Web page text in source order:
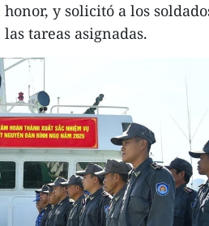
y solicitó a los
tareas asignadas.